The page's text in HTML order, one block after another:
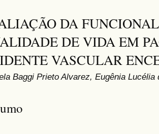
DA
DE VIDA EM
VASCULAR
Baggi Prieto Alvarez, Eugênia